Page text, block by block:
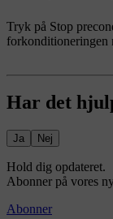
Tryk på Stop
forkonditioneringen
Har det
Ja Nej